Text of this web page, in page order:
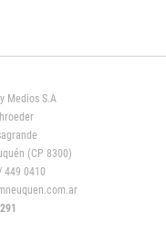
Medios S.A
(CP 8300)
449 0410